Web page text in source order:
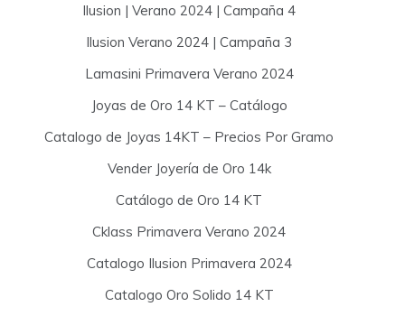
Ilusion | Verano 2024 | Campaña 4
Ilusion Verano 2024 | Campaña 3
Lamasini Primavera Verano 2024
Joyas de Oro 14 KT – Catálogo
Catalogo de Joyas 14KT – Precios Por Gramo
Vender Joyería de Oro 14k
Catálogo de Oro 14 KT
Cklass Primavera Verano 2024
Catalogo Ilusion Primavera 2024
Catalogo Oro Solido 14 KT